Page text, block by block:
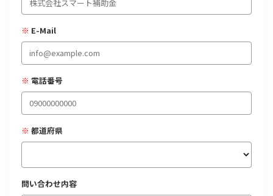
経営改善・経営強化 販路拡大
IT導入
人材採用・雇用
起業・創業
事業承継 災害・被災者支援
コロナ関連
環境・省エネ
テレワーク
※ E-Mail
※ 電話番号
※ 都道府県
問い合わせ内容